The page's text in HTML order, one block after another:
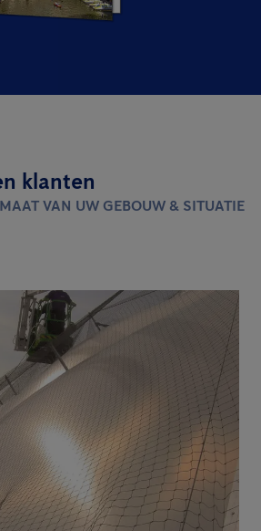
klanten
VAN UW GEBOUW & SITUATIE